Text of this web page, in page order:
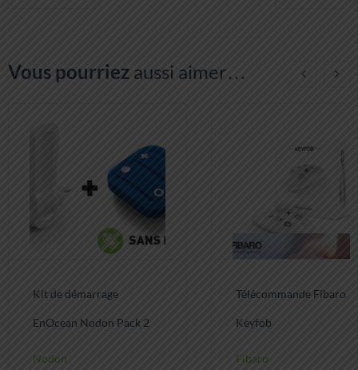
Vous pourriez aussi aimer…
Kit de démarrage
EnOcean Nodon Pack 2
Nodon
Télécommande Fibaro
Keyfob
Fibaro